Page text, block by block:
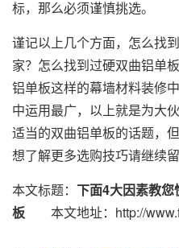
标，那么必须谨慎挑选。
谨记以上几个方面，怎么找
家？怎么找到过硬双曲铝单
铝单板这样的幕墙材料装修
中运用最广，以上就是为大
适当的双曲铝单板的话题，
想了解更多选购技巧请继续留
本文标题： 下面4大因素教
板 本文地址：http://